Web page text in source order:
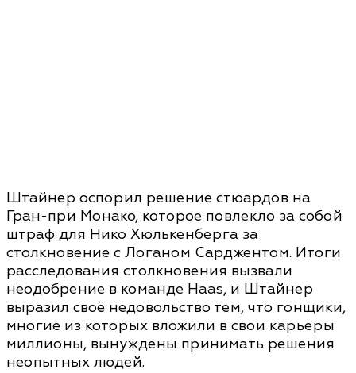
Штайнер оспорил решение стюардов на
Гран-при Монако, которое повлекло за собой
штраф для Нико Хюлькенберга за
столкновение с Логаном Сарджентом. Итоги
расследования столкновения вызвали
неодобрение в команде Haas, и Штайнер
выразил своё недовольство тем, что гонщики,
многие из которых вложили в свои карьеры
миллионы, вынуждены принимать решения
неопытных людей.